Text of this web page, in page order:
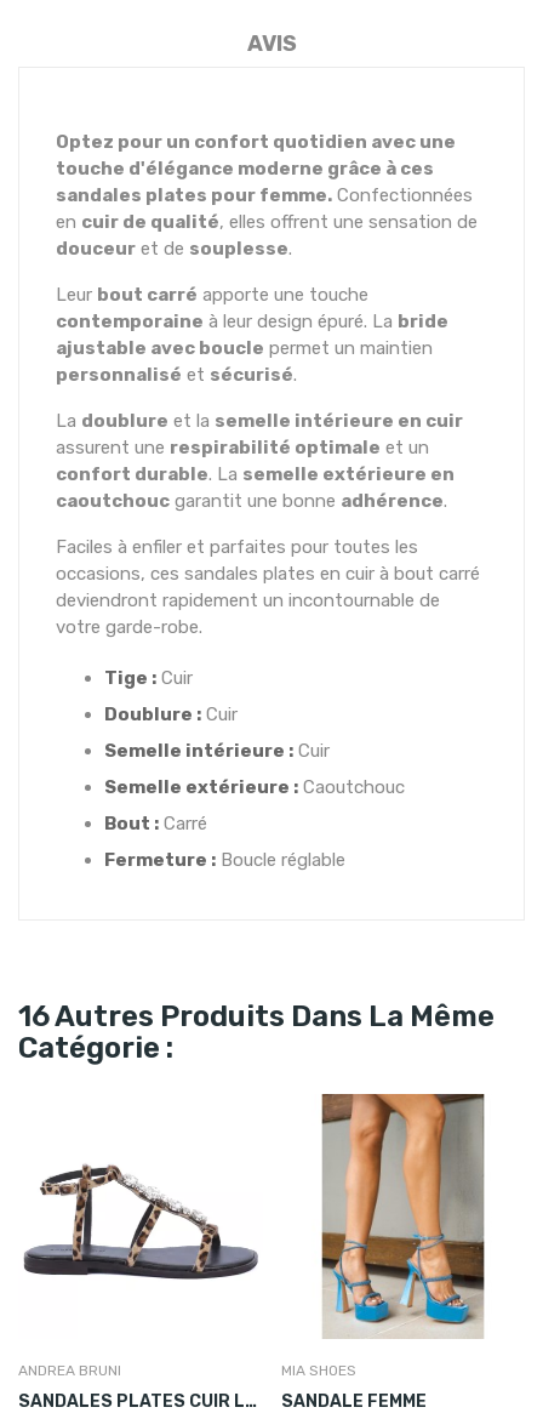
AVIS
Optez pour un confort quotidien avec une
touche d'élégance moderne grâce à ces
sandales plates pour femme. Confectionnées
en cuir de qualité, elles offrent une sensation de
douceur et de souplesse.
Leur bout carré apporte une touche
contemporaine à leur design épuré. La bride
ajustable avec boucle permet un maintien
personnalisé et sécurisé.
La doublure et la semelle intérieure en cuir
assurent une respirabilité optimale et un
confort durable. La semelle extérieure en
caoutchouc garantit une bonne adhérence.
Faciles à enfiler et parfaites pour toutes les
occasions, ces sandales plates en cuir à bout carré
deviendront rapidement un incontournable de
votre garde-robe.
Tige : Cuir
Doublure : Cuir
Semelle intérieure : Cuir
Semelle extérieure : Caoutchouc
Bout : Carré
Fermeture : Boucle réglable
16 Autres Produits Dans La Même
Catégorie :
ANDREA BRUNI
SANDALES PLATES CUIR LÉOPARD STRASS FEMME
MIA SHOES
SANDALE FEMME